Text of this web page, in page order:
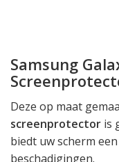
Samsung
Deze op maat
screenprotector is
biedt uw scherm
beschadigingen.